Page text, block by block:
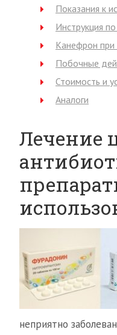
Показания к
Инструкция
Канефрон при
Побочные
Стоимость и
Аналоги
Лечение
неприятно